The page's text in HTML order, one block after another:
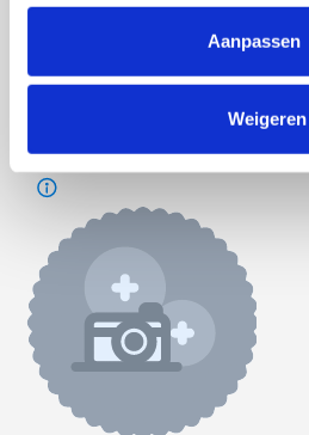
Aanpassen
Weigeren
Word lid van
Jeanette's